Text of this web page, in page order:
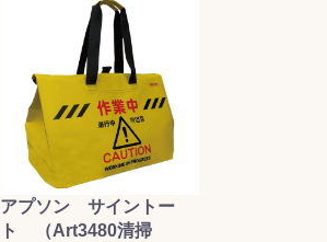
アプソン サイントー
ト （Art3480清掃